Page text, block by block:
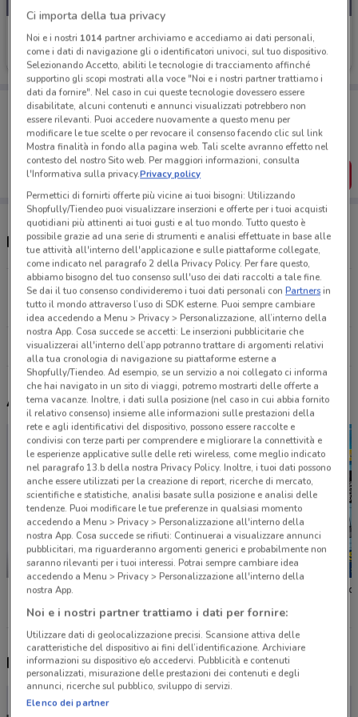
IBL
Scade il 31/12 5.9 km
Porta DoveConviene sempre con te!
Puoi trovare le migliori offerte dei negozi vicino a te,
salvarle e creare la tua lista del risparmio, comodamente
dal tuo cellulare.
SCARICA L’APP
Negozi IBL a Spinea
Corso del Popolo, 75 Mestre
5.9 km
APERTO
Tutti i negozi IBL
Altri volantini nelle vicinanze
NUOVO
Unieuro
Nuovi prodotti da provare
Ci importa della tua privacy
Noi e i nostri 1014partner archiviamo e accediamo ai dati personali,
come i dati di navigazione gli o identificatori univoci, sul tuo dispositivo.
Selezionando Accetto, abiliti le tecnologie di tracciamento affinché
supportino gli scopi mostrati alla voce "Noi e i nostri partner trattiamo i
dati da fornire". Nel caso in cui queste tecnologie dovessero essere
disabilitate, alcuni contenuti e annunci visualizzati potrebbero non
essere rilevanti. Puoi accedere nuovamente a questo menu per
modificare le tue scelte o per revocare il consenso facendo clic sul link
Mostra finalità in fondo alla pagina web. Tali scelte avranno effetto nel
contesto del nostro Sito web. Per maggiori informazioni, consulta
l'Informativa sulla privacy.Privacy policy
Permettici di fornirti offerte più vicine ai tuoi bisogni: Utilizzando
Shopfully/Tiendeo puoi visualizzare inserzioni e offerte per i tuoi acquisti
quotidiani più attinenti ai tuoi gusti e al tuo mondo. Tutto questo è
possibile grazie ad una serie di strumenti e analisi effettuate in base alle
tue attività all'interno dell'applicazione e sulle piattaforme collegate,
come indicato nel paragrafo 2 della Privacy Policy. Per fare questo,
abbiamo bisogno del tuo consenso sull'uso dei dati raccolti a tale fine.
Se dai il tuo consenso condivideremo i tuoi dati personali conPartnersin
tutto il mondo attraverso l’uso di SDK esterne. Puoi sempre cambiare
idea accedendo a Menu > Privacy > Personalizzazione, all’interno della
nostra App. Cosa succede se accetti: Le inserzioni pubblicitarie che
visualizzerai all'interno dell’app potranno trattare di argomenti relativi
alla tua cronologia di navigazione su piattaforme esterne a
Shopfully/Tiendeo. Ad esempio, se un servizio a noi collegato ci informa
che hai navigato in un sito di viaggi, potremo mostrarti delle offerte a
tema vacanze. Inoltre, i dati sulla posizione (nel caso in cui abbia fornito
il relativo consenso) insieme alle informazioni sulle prestazioni della
rete e agli identificativi del dispositivo, possono essere raccolte e
condivisi con terze parti per comprendere e migliorare la connettività e
le esperienze applicative sulle delle reti wireless, come meglio indicato
nel paragrafo 13.b della nostra Privacy Policy. Inoltre, i tuoi dati possono
anche essere utilizzati per la creazione di report, ricerche di mercato,
scientifiche e statistiche, analisi basate sulla posizione e analisi delle
tendenze. Puoi modificare le tue preferenze in qualsiasi momento
accedendo a Menu > Privacy > Personalizzazione all'interno della
nostra App. Cosa succede se rifiuti: Continuerai a visualizzare annunci
pubblicitari, ma riguarderanno argomenti generici e probabilmente non
saranno rilevanti per i tuoi interessi. Potrai sempre cambiare idea
accedendo a Menu > Privacy > Personalizzazione all'interno della
nostra App.
Noi e i nostri partner trattiamo i dati per fornire:
Utilizzare dati di geolocalizzazione precisi. Scansione attiva delle
caratteristiche del dispositivo ai fini dell’identificazione. Archiviare
informazioni su dispositivo e/o accedervi. Pubblicità e contenuti
personalizzati, misurazione delle prestazioni dei contenuti e degli
annunci, ricerche sul pubblico, sviluppo di servizi.
Elenco dei partner